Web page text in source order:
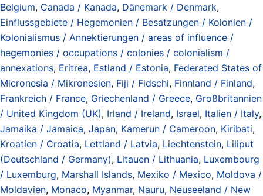
Belgium, Canada / Kanada, Dänemark / Denmark,
Einflussgebiete / Hegemonien / Besatzungen / Kolonien /
Kolonialismus / Annektierungen / areas of influence /
hegemonies / occupations / colonies / colonialism /
annexations, Eritrea, Estland / Estonia, Federated States of
Micronesia / Mikronesien, Fiji / Fidschi, Finnland / Finland,
Frankreich / France, Griechenland / Greece, Großbritannien
/ United Kingdom (UK), Irland / Ireland, Israel, Italien / Italy,
Jamaika / Jamaica, Japan, Kamerun / Cameroon, Kiribati,
Kroatien / Croatia, Lettland / Latvia, Liechtenstein, Liliput
(Deutschland / Germany), Litauen / Lithuania, Luxembourg
/ Luxemburg, Marshall Islands, Mexiko / Mexico, Moldova /
Moldavien, Monaco, Myanmar, Nauru, Neuseeland / New